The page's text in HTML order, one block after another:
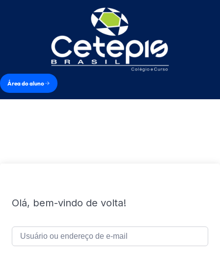
Área do aluno
Olá, bem-vindo de volta!